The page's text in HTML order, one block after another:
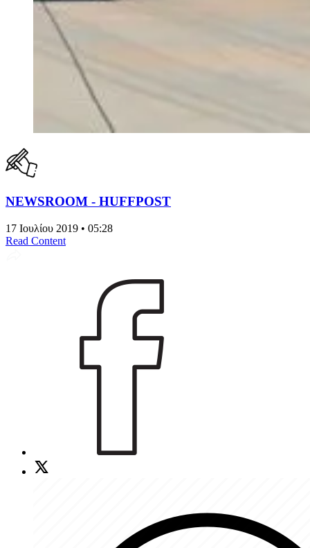
NEWSROOM - HUFFPOST
17 Ιουλίου 2019 • 05:28
Read Content